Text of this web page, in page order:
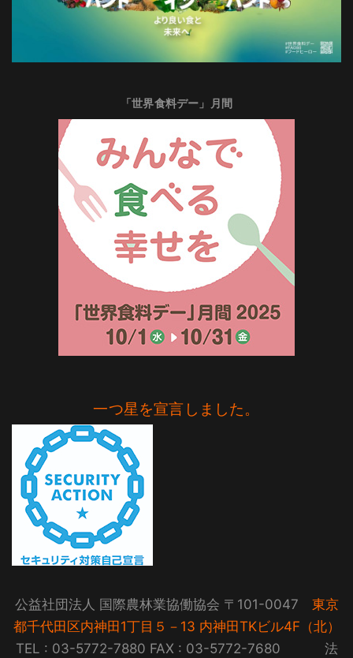
「世界食料デー」月間
一つ星を宣言しました。
公益社団法人 国際農林業協働協会 〒101-0047 東京
都千代田区内神田1丁目５－13 内神田TKビル4F（北）
TEL : 03-5772-7880 FAX : 03-5772-7680 法